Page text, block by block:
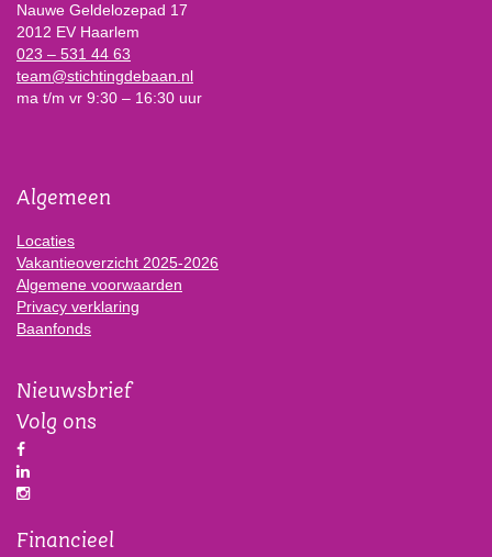
Nauwe Geldelozepad 17
2012 EV Haarlem
023 – 531 44 63
team@stichtingdebaan.nl
ma t/m vr 9:30 – 16:30 uur
Algemeen
Locaties
Vakantieoverzicht 2025-2026
Algemene voorwaarden
Privacy verklaring
Baanfonds
Nieuwsbrief
Volg ons
Financieel